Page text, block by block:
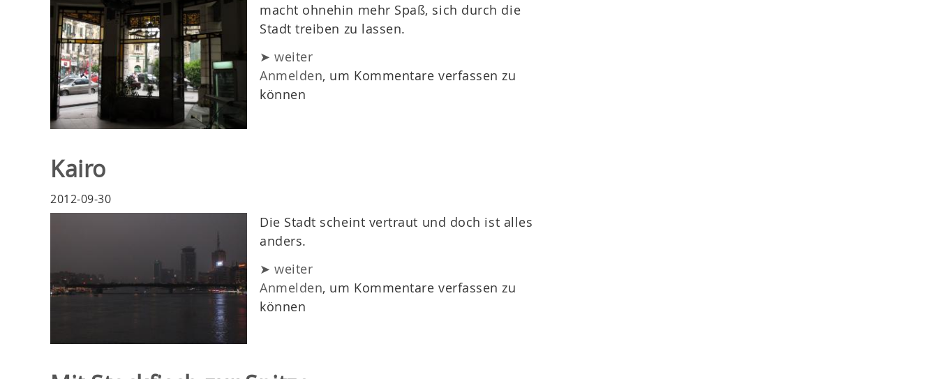
macht ohnehin mehr Spaß, sich durch die
Stadt treiben zu lassen.
➤ weiter
Anmelden, um Kommentare verfassen zu
können
Kairo
2012-09-30
Die Stadt scheint vertraut und doch ist alles
anders.
➤ weiter
Anmelden, um Kommentare verfassen zu
können